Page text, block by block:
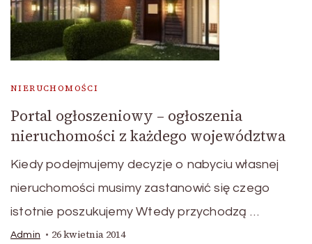
NIERUCHOMOŚCI
Portal ogłoszeniowy – ogłoszenia
nieruchomości z każdego województwa
Kiedy podejmujemy decyzje o nabyciu własnej
nieruchomości musimy zastanowić się czego
istotnie poszukujemy Wtedy przychodzą …
Admin 26 kwietnia 2014